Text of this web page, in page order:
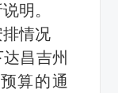
明。
排情况
昌吉州
算的通